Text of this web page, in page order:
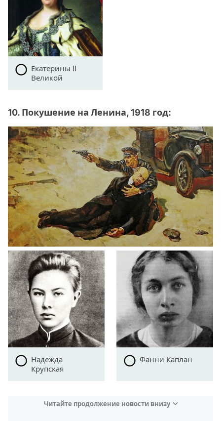
Екатерины II
Великой
10. Покушение на Ленина, 1918 год:
Надежда
Крупская
Фанни Каплан
Читайте продолжение новости внизу